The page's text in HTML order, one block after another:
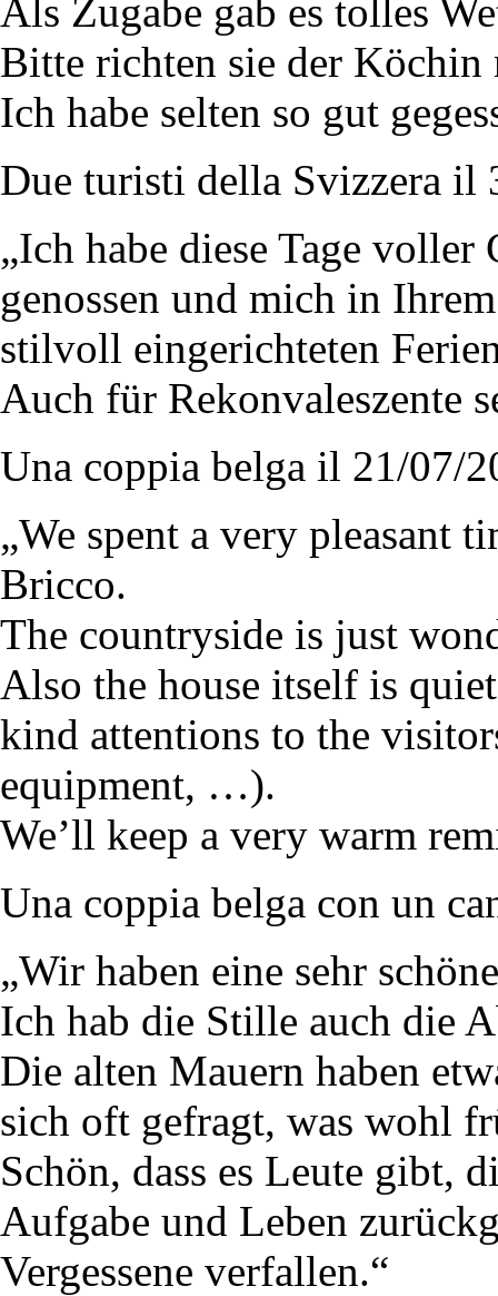
Als Zugabe gab es tolles
Bitte richten sie der Köchin
Ich habe selten so gut
Due turisti della Svizzera il
„Ich habe diese Tage
genossen und mich in
stilvoll eingerichteten
Auch für Rekonvaleszente
Una coppia belga il 21/07/
„We spent a very pleasant
Bricco.
The countryside is just
Also the house itself is
kind attentions to the
equipment, …).
We’ll keep a very warm
Una coppia belga con un
„Wir haben eine sehr
Ich hab die Stille auch die
Die alten Mauern haben
sich oft gefragt, was wohl
Schön, dass es Leute gibt,
Aufgabe und Leben
Vergessene verfallen.“